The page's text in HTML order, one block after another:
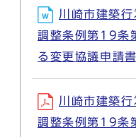
川崎市建築
調整条例第19条
る変更協議申請
川崎市建築
調整条例第19条